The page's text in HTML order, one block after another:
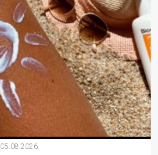
05.08.2026.